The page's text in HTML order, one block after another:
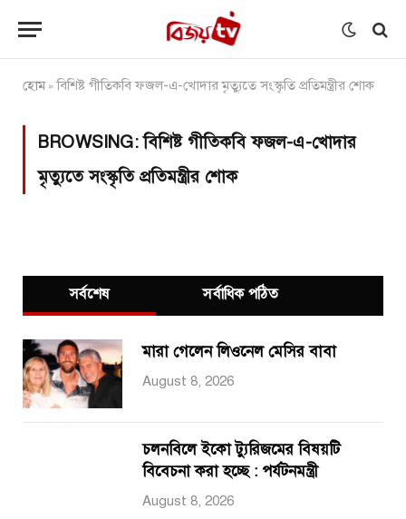
হোম»বিশিষ্ট গীতিকবি ফজল-এ-খোদার মৃত্যুতে সংস্কৃতি প্রতিমন্ত্রীর শোক
BROWSING:বিশিষ্ট গীতিকবি ফজল-এ-খোদার
মৃত্যুতে সংস্কৃতি প্রতিমন্ত্রীর শোক
সর্বশেষ সর্বাধিক পঠিত
মারা গেলেন লিওনেল মেসির বাবা
August 8, 2026
চলনবিলে ইকো ট্যুরিজমের বিষয়টি
বিবেচনা করা হচ্ছে : পর্যটনমন্ত্রী
August 8, 2026